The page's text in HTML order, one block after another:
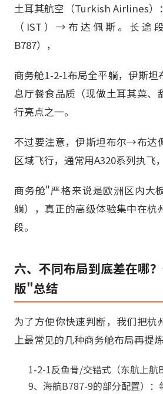
土耳其航空（Turkish Airlines
（IST）→布达佩斯。长途
B787），
商务舱1-2-1布局全平躺，伊斯
息厅餐食品质（现做土耳其菜、
行亮点之一。
不过要注意，伊斯坦布尔→布达
区域飞行，通常用A320系列执飞
商务舱"严格来说是欧洲区内大
躺），真正的高级体验集中在
段。
六、不同布局到底差在哪
版"总结
为了方便你快速判断，我们把杭
上最常见的几种商务舱布局再提
1-2-1反鱼骨/交错式（东航上航
9、海航B787-9的部分配置）：